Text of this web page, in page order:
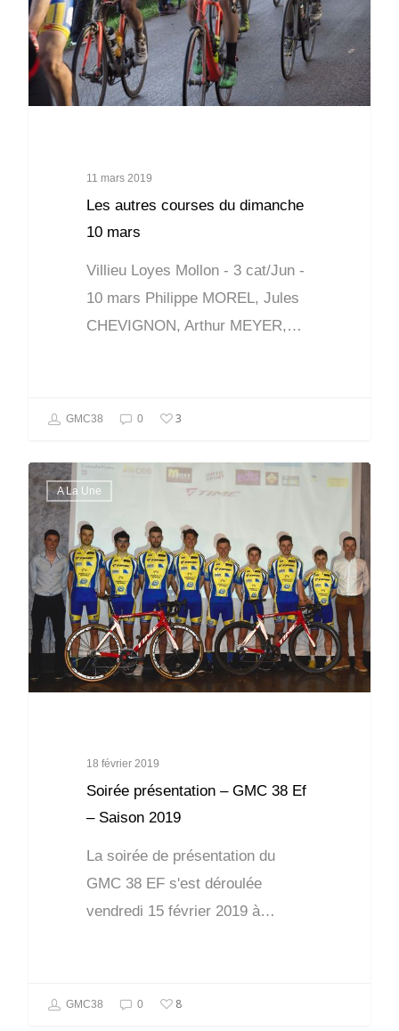
11 mars 2019
Les autres courses du dimanche
10 mars
Villieu Loyes Mollon - 3 cat/Jun -
10 mars Philippe MOREL, Jules
CHEVIGNON, Arthur MEYER,…
GMC38 0 3
A La Une
18 février 2019
Soirée présentation – GMC 38 Ef
– Saison 2019
La soirée de présentation du
GMC 38 EF s'est déroulée
vendredi 15 février 2019 à…
GMC38 0 8